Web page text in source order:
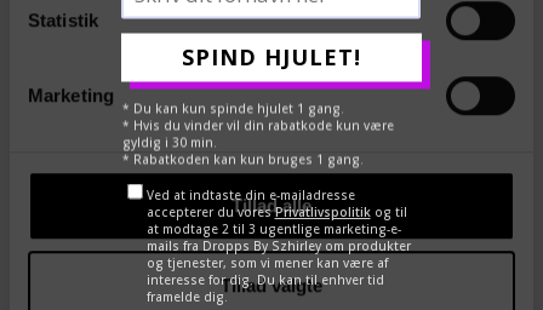
Statistik
Marketing
Tillad alle
Tillad valgte
Du har altid 14 dages fortrydelsesret hos Dropps By
Vores smykker testes løbende hos dansk
ædelmetalkontrol. Indeholder hverken nikkel eller bly.
Pas godt på dine DROPPS - smykkebehandling
DEL
SPIND HJULET!
* Du kan kun spinde hjulet 1 gang.
* Hvis du vinder vil din rabatkode kun være
gyldig i 30 min.
* Rabatkoden kan kun bruges 1 gang.
Ved at indtaste din e-mailadresse
accepterer du voresPrivatlivspolitikog til
at modtage 2 til 3 ugentlige marketing-e-
mails fra Dropps By Szhirley om produkter
og tjenester, som vi mener kan være af
interesse for dig. Du kan til enhver tid
framelde dig.